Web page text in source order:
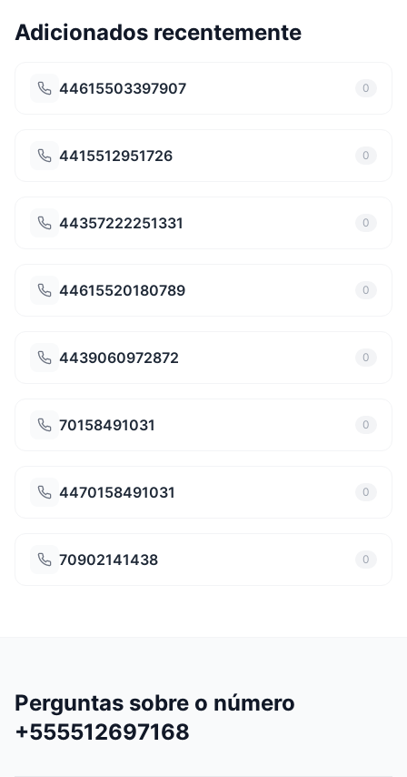
Adicionados recentemente
44615503397907 0
4415512951726 0
44357222251331 0
44615520180789 0
4439060972872 0
70158491031 0
4470158491031 0
70902141438 0
Perguntas sobre o número
+555512697168